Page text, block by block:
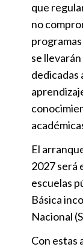
que
no
se
El
2027 será
escuelas
Básica
Nacional
Con estas